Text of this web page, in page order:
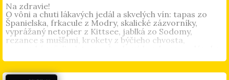
uznávaný odborník precestoval takmer všetky vinárske
krajiny sveta.
Na zdravie!
O vôni a chuti lákavých jedál a skvelých vín: tapas zo
Španielska, frkacule z Modry, skalické zázvorníky,
vyprážaný netopier z Kittsee, jablká zo Sodomy,
rezance s mušľami, krokety z býčieho chvosta,
čitatelia labužníci!